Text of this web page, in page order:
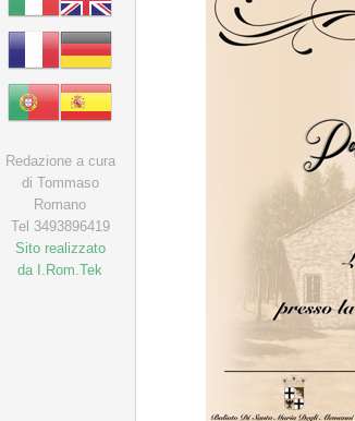
Redazione a cura
di Tommaso
Romano
Tel 3493896419
Sito realizzato
da I.Rom.Tek